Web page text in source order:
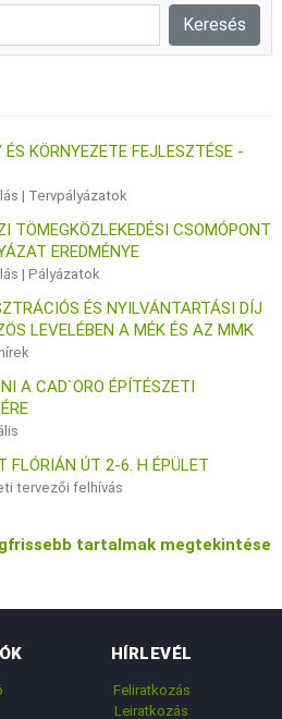
KÖRNYEZETE FEJLESZTÉSE -
| Tervpályázatok
TÖMEGKÖZLEKEDÉSI CSOMÓPONT
EREDMÉNYE
|Pályázatok
ÉS NYILVÁNTARTÁSI DÍJ
LEVELÉBEN A MÉK ÉS AZ MMK
A CAD`ORO ÉPÍTÉSZETI
FLÓRIÁN ÚT 2-6. H ÉPÜLET
tervezői felhívás
tartalmak megtekintése
HÍRLEVÉL
Feliratkozás
Leiratkozás